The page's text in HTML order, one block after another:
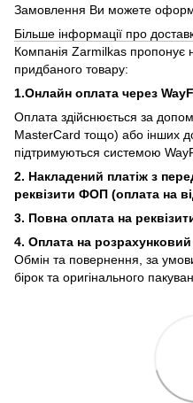
Замовлення Ви можете
Більше інформації про
Компанія Zarmilkas пропонує
придбаного товару:
1.Онлайн оплата через
Оплата здійснюється за
MasterCard тощо) або інших
підтримуються системою
2. Накладений платіж з
реквізити ФОП (оплата на
3. Повна оплата на
4. Оплата на розрахунковий
Обмін та повернення, за умови
бірок та оригінального